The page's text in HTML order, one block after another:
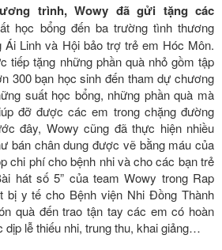
trình, Wowy đã gửi tặng các
học bổng đến ba trường tình thương
Linh và Hội bảo trợ trẻ em Hóc Môn.
tiếp tặng những phần quà nhỏ gồm tập
300 bạn học sinh đến tham dự chương
suất học bổng, những phần quà mà
đỡ được các em trong chặng đường
đây, Wowy cũng đã thực hiện nhiều
bán chân dung được vẽ bằng máu của
chi phí cho bệnh nhi và cho các bạn trẻ
hát số 5” của team Wowy trong Rap
bị y tế cho Bệnh viện Nhi Đồng Thành
quà đến trao tận tay các em có hoàn
dịp lễ thiếu nhi, trung thu, khai giảng…